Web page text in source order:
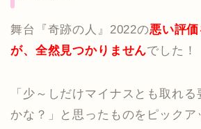
舞台『奇跡の人』2022の悪い評
が、全然見つかりませんでした！
「少～しだけマイナスとも取れ
かな？」と思ったものをピックア